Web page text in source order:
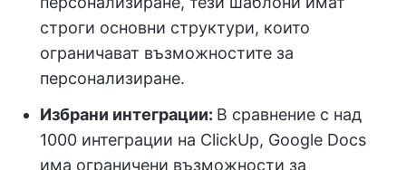
строги основни структури, които
ограничават възможностите за
персонализиране.
Избрани интеграции: В сравнение с над
1000 интеграции на ClickUp, Google Docs
има ограничени възможности за